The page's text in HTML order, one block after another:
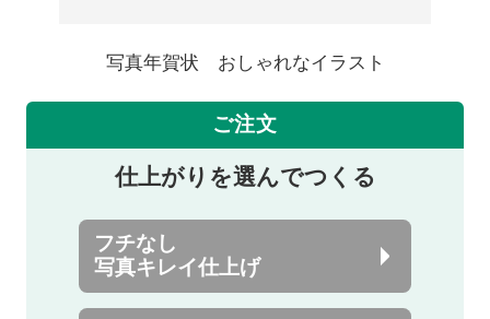
写真年賀状 おしゃれなイラスト
ご注文
仕上がりを選んでつくる
フチなし
写真キレイ仕上げ